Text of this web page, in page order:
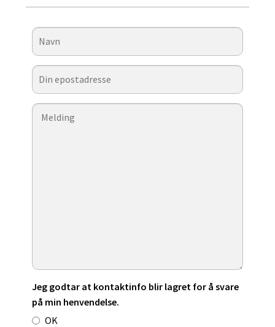
Jeg godtar at kontaktinfo blir lagret for å svare
på min henvendelse.
OK